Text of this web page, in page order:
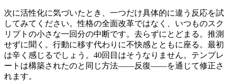
次に活性化に気づいたとき、一つだけ具体的に違う反応を試
してみてください。性格の全面改革ではなく、いつものスク
リプトの小さな一回分の中断です。去らずにとどまる。推測
せずに聞く。行動に移す代わりに不快感とともに座る。最初
は辛く感じるでしょう。40回目はそうなりません。テンプレ
ートは構築されたのと同じ方法——反復——を通じて修正さ
れます。